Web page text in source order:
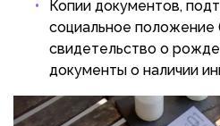
Копии документов,
социальное положение
свидетельство о
документы о наличии